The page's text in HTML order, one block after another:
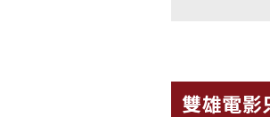
雙雄電影